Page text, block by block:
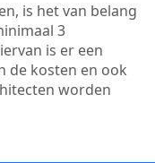
is het van belang
3
is er een
de kosten en ook
worden